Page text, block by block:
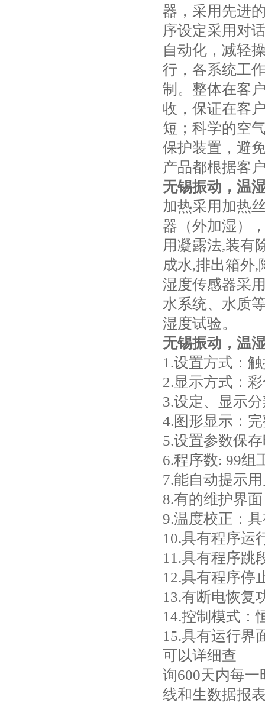
器，采用先进
序设定采用对
自动化，减轻
行，各系统工
制。整体在客
收，保证在客
短；科学的空
保护装置，避
产品都根据客
无锡振动，温
加热采用加热
器（外加湿）
用凝露法,装有
成水,排出箱外,
湿度传感器采
水系统、水质
湿度试验。
无锡振动，温
1.设置方式：
2.显示方式：
3.设定、显示
4.图形显示：
5.设置参数保
6.程序数: 99组
7.能自动提示
8.有的维护界
9.温度校正：
10.具有程序运
11.具有程序跳
12.具有程序停
13.有断电恢复
14.控制模式：
15.具有运行界
可以详细查
询600天内每一
线和生数据报